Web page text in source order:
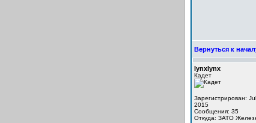
Вернуться к
lynxlynx
Кадет
Зарегистрирован:
2015
Сообщения: 35
Откуда: ЗАТО